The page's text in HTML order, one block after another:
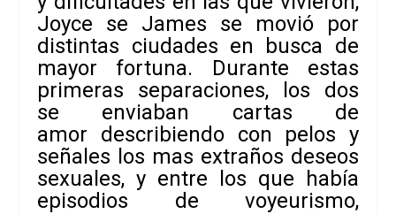
Joyce se James se movió por
distintas ciudades en busca de
mayor fortuna. Durante estas
primeras separaciones, los dos
se enviaban cartas de
amor describiendo con pelos y
señales los mas extraños deseos
sexuales, y entre los que había
episodios de voyeurismo,